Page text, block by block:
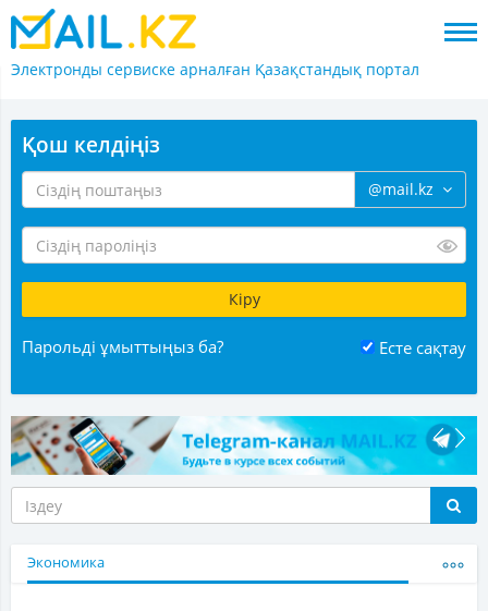
Электронды сервиске арналған Қазақстандық портал
Қош келдіңіз
@mail.kz
Парольді ұмыттыңыз ба? Есте сақтау
Экономика